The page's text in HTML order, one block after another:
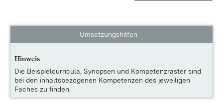
Umsetzungshilfen
Hinweis
Die Beispielcurricula, Synopsen und Kompetenzraster sind
bei den inhaltsbezogenen Kompetenzen des jeweiligen
Faches zu finden.